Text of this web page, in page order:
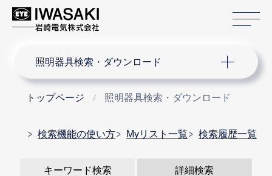
照明器具検索・ダウンロード
トップページ 照明器具検索・ダウンロード
検索機能の使い方 Myリスト一覧 検索履歴一覧
キーワード検索 詳細検索